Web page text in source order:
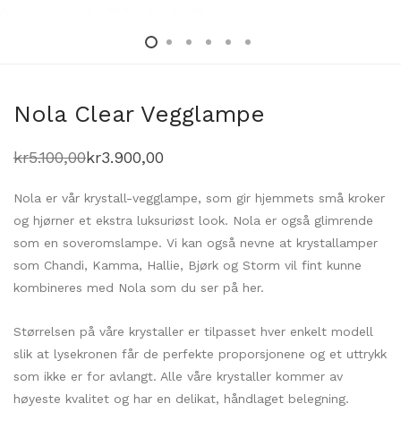
Nola Clear Vegglampe
kr5.100,00
Opprinnelig
kr5.100,00.
kr3.900,00
Nåværende
kr3.900,00.
Nola er vår krystall-vegglampe, som gir hjemmets små kroker
og hjørner et ekstra luksuriøst look. Nola er også glimrende
som en soveromslampe. Vi kan også nevne at krystallamper
som Chandi, Kamma, Hallie, Bjørk og Storm vil fint kunne
kombineres med Nola som du ser på her.
Størrelsen på våre krystaller er tilpasset hver enkelt modell
slik at lysekronen får de perfekte proporsjonene og et uttrykk
som ikke er for avlangt. Alle våre krystaller kommer av
høyeste kvalitet og har en delikat, håndlaget belegning.